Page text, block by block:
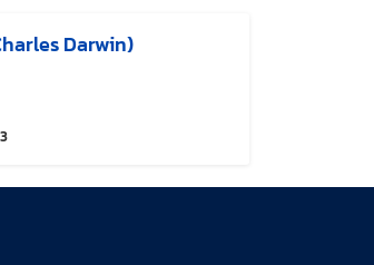
Darwin)
แก้ไขล่าสุดเมื่อ: